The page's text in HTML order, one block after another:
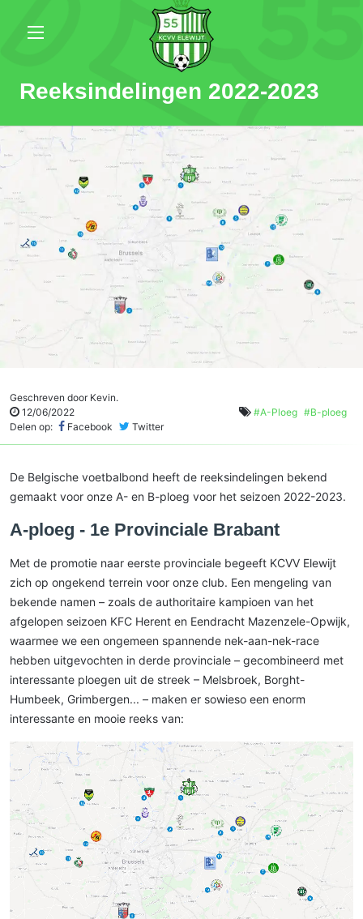
Reeksindelingen 2022-2023
Geschreven door Kevin.
12/06/2022
#A-Ploeg #B-ploeg
Delen op:
Facebook Twitter
De Belgische voetbalbond heeft de reeksindelingen bekend
gemaakt voor onze A- en B-ploeg voor het seizoen 2022-2023.
A-ploeg - 1e Provinciale Brabant
Met de promotie naar eerste provinciale begeeft KCVV Elewijt
zich op ongekend terrein voor onze club. Een mengeling van
bekende namen – zoals de authoritaire kampioen van het
afgelopen seizoen KFC Herent en Eendracht Mazenzele-Opwijk,
waarmee we een ongemeen spannende nek-aan-nek-race
hebben uitgevochten in derde provinciale – gecombineerd met
interessante ploegen uit de streek – Melsbroek, Borght-
Humbeek, Grimbergen... – maken er sowieso een enorm
interessante en mooie reeks van: